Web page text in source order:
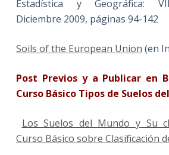
Estadística y Geográfica:
Diciembre 2009, páginas 94-142
Soils of the European Union (en
Post Previos y a Publicar en
Curso Básico Tipos de Suelos
Los Suelos del Mundo y Su
Curso Básico sobre Clasificación